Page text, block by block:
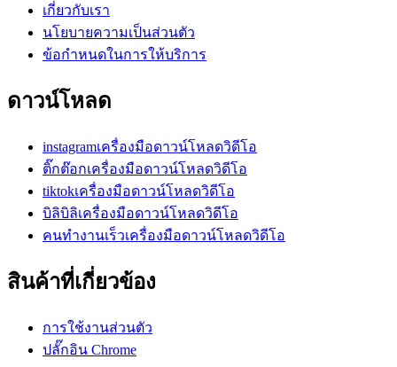
เกี่ยวกับเรา
นโยบายความเป็นส่วนตัว
ข้อกำหนดในการให้บริการ
ดาวน์โหลด
instagramเครื่องมือดาวน์โหลดวิดีโอ
ติ๊กต๊อกเครื่องมือดาวน์โหลดวิดีโอ
tiktokเครื่องมือดาวน์โหลดวิดีโอ
บิลิบิลิเครื่องมือดาวน์โหลดวิดีโอ
คนทำงานเร็วเครื่องมือดาวน์โหลดวิดีโอ
สินค้าที่เกี่ยวข้อง
การใช้งานส่วนตัว
ปลั๊กอิน Chrome